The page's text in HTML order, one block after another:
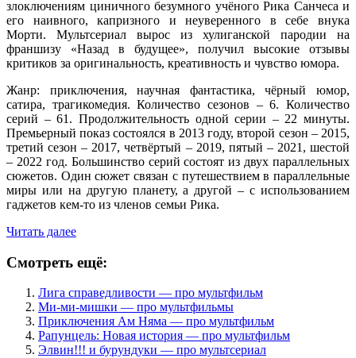
злоключениям циничного безумного учёного Рика Санчеса и
его наивного, капризного и неуверенного в себе внука
Морти. Мультсериал вырос из хулиганской пародии на
франшизу «Назад в будущее», получил высокие отзывы
критиков за оригинальность, креативность и чувство юмора.
Жанр: приключения, научная фантастика, чёрный юмор,
сатира, трагикомедия. Количество сезонов – 6. Количество
серий – 61. Продолжительность одной серии – 22 минуты.
Премьерный показ состоялся в 2013 году, второй сезон – 2015,
третий сезон – 2017, четвёртый – 2019, пятый – 2021, шестой
– 2022 год. Большинство серий состоят из двух параллельных
сюжетов. Один сюжет связан с путешествием в параллельные
миры или на другую планету, а другой – с использованием
гаджетов кем-то из членов семьи Рика.
Читать далее
Смотреть ещё:
Лига справедливости — про мультфильм
Ми-ми-мишки — про мультфильмы
Приключения Ам Няма — про мультфильм
Рапунцель: Новая история — про мультфильм
Элвин!!! и бурундуки — про мультсериал